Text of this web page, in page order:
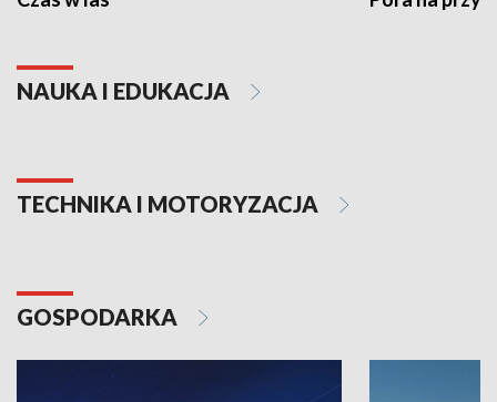
NAUKA I EDUKACJA
TECHNIKA I MOTORYZACJA
GOSPODARKA